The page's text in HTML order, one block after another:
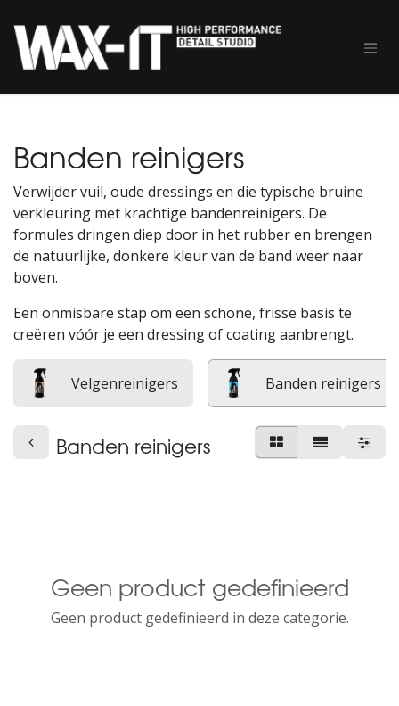
Banden reinigers
Verwijder vuil, oude dressings en die typische bruine
verkleuring met krachtige bandenreinigers. De
formules dringen diep door in het rubber en brengen
de natuurlijke, donkere kleur van de band weer naar
boven.
Een onmisbare stap om een schone, frisse basis te
creëren vóór je een dressing of coating aanbrengt.
Velgenreinigers Banden reinigers
Banden reinigers
Geen product gedefinieerd
Geen product gedefinieerd in deze categorie.